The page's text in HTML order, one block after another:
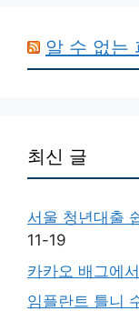
알 수 없는
최신 글
서울 청년대출
11-19
카카오 배그에
임플란트 틀니